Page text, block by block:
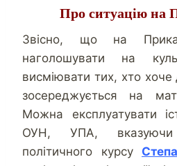
Про ситуацію на
Звісно, що на
наголошувати на
висміювати тих, хто
зосереджується на
Можна експлуатувати
ОУН, УПА, вказуючи
політичного курсу